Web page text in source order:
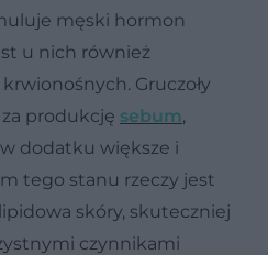
męski hormon
u nich również
Gruczoły
produkcję sebum,
dodatku większe i
tego stanu rzeczy jest
skóry, skuteczniej
czynnikami